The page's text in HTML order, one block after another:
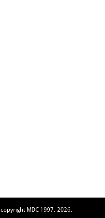
copyright MDC 1997.-2026.